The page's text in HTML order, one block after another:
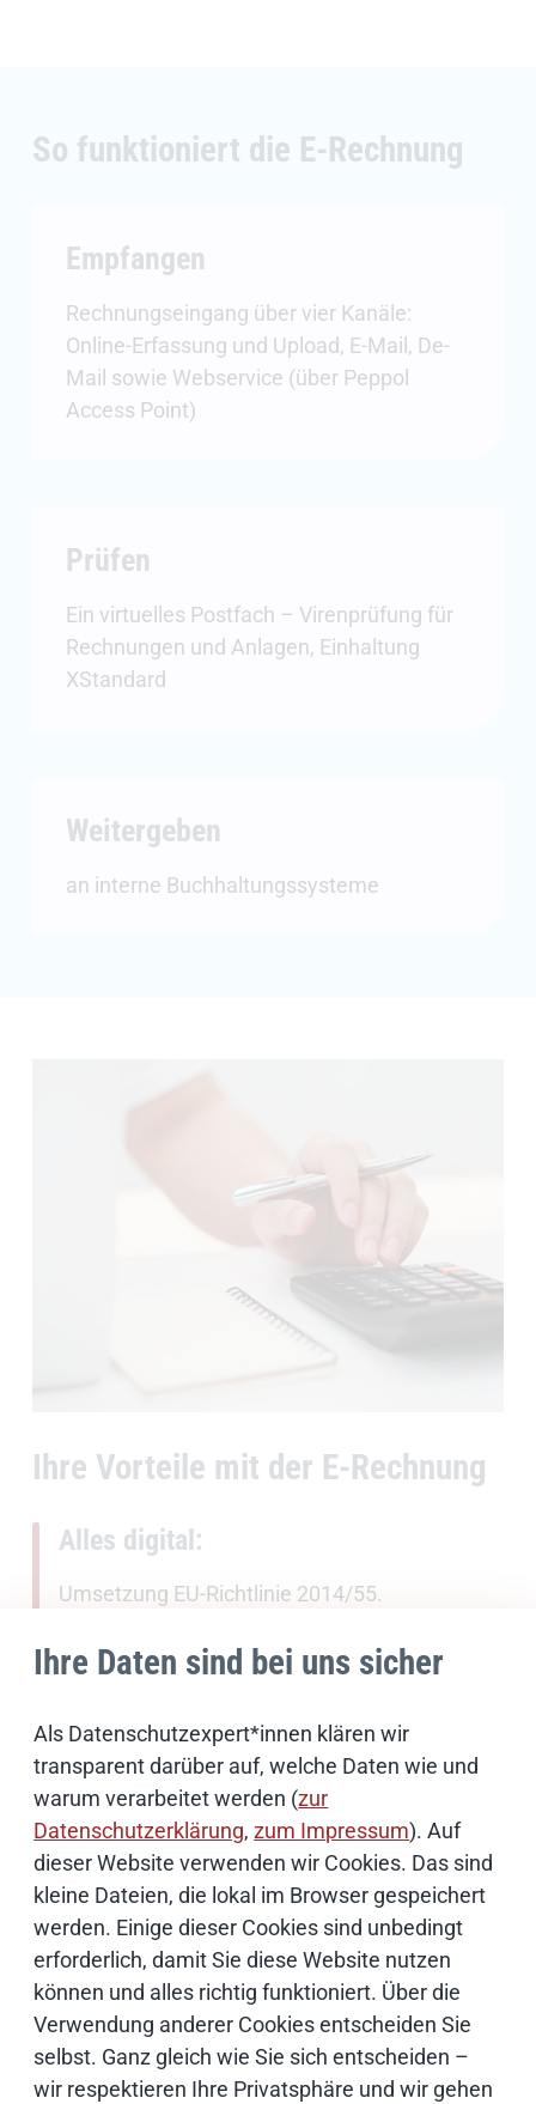
Ihre Daten sind bei uns sicher
Als Datenschutzexpert*innen klären wir
transparent darüber auf, welche Daten wie und
warum verarbeitet werden (zur
Datenschutzerklärung,zum Impressum). Auf
dieser Website verwenden wir Cookies. Das sind
kleine Dateien, die lokal im Browser gespeichert
werden. Einige dieser Cookies sind unbedingt
erforderlich, damit Sie diese Website nutzen
können und alles richtig funktioniert. Über die
Verwendung anderer Cookies entscheiden Sie
selbst. Ganz gleich wie Sie sich entscheiden –
wir respektieren Ihre Privatsphäre und wir gehen
So funktioniert die E-Rechnung
Empfangen
Rechnungseingang über vier Kanäle:
Online-Erfassung und Upload, E-Mail, De-
Mail sowie Webservice (über Peppol
Access Point)
Prüfen
Ein virtuelles Postfach – Virenprüfung für
Rechnungen und Anlagen, Einhaltung
XStandard
Weitergeben
an interne Buchhaltungssysteme
Ihre Vorteile mit der E-Rechnung
Alles digital:
Umsetzung EU-Richtlinie 2014/55.
Weiterverarbeitung von Rechnungen.
Alles automatisch:
Viele digitale Eingangskanäle, ein zentraler
Rechnungseingang, Prüfung auf Standard
XRechnung. Weiterleitung an
Buchhaltungssysteme.
Alles sicher:
Automatische Virenprüfung. Hohe
Übertragungssicherheit dank stets aktuellem,
empfohlenem Peppol-Standard.